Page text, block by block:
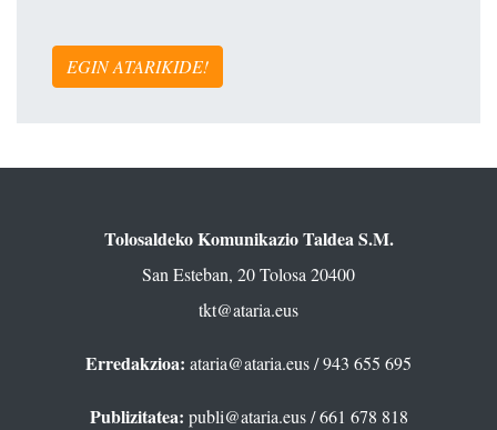
EGIN ATARIKIDE!
Tolosaldeko Komunikazio Taldea S.M.
San Esteban, 20 Tolosa 20400
tkt@ataria.eus
Erredakzioa: ataria@ataria.eus/ 943 655 695
Publizitatea: publi@ataria.eus/ 661 678 818